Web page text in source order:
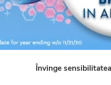
Învinge